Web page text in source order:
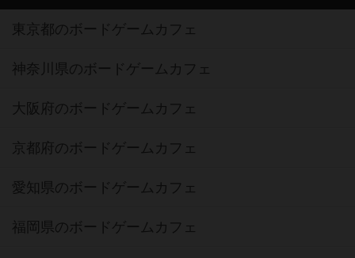
東京都のボードゲームカフェ
神奈川県のボードゲームカフェ
大阪府のボードゲームカフェ
京都府のボードゲームカフェ
愛知県のボードゲームカフェ
福岡県のボードゲームカフェ